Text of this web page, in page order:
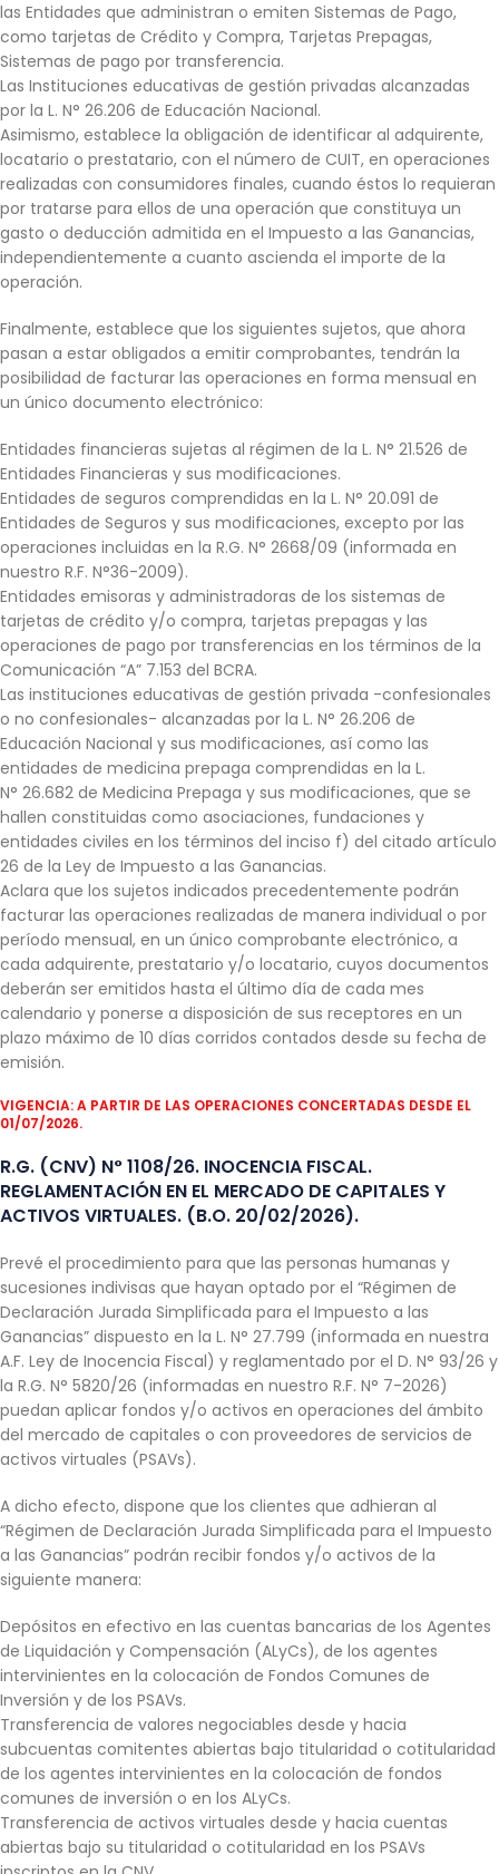
las Entidades que administran o emiten Sistemas de Pago,
como tarjetas de Crédito y Compra, Tarjetas Prepagas,
Sistemas de pago por transferencia.
Las Instituciones educativas de gestión privadas alcanzadas
por la L. N° 26.206 de Educación Nacional.
Asimismo, establece la obligación de identificar al adquirente,
locatario o prestatario, con el número de CUIT, en operaciones
realizadas con consumidores finales, cuando éstos lo requieran
por tratarse para ellos de una operación que constituya un
gasto o deducción admitida en el Impuesto a las Ganancias,
independientemente a cuanto ascienda el importe de la
operación.
Finalmente, establece que los siguientes sujetos, que ahora
pasan a estar obligados a emitir comprobantes, tendrán la
posibilidad de facturar las operaciones en forma mensual en
un único documento electrónico:
Entidades financieras sujetas al régimen de la L. N° 21.526 de
Entidades Financieras y sus modificaciones.
Entidades de seguros comprendidas en la L. N° 20.091 de
Entidades de Seguros y sus modificaciones, excepto por las
operaciones incluidas en la R.G. N° 2668/09 (informada en
nuestro R.F. N°36-2009).
Entidades emisoras y administradoras de los sistemas de
tarjetas de crédito y/o compra, tarjetas prepagas y las
operaciones de pago por transferencias en los términos de la
Comunicación “A” 7.153 del BCRA.
Las instituciones educativas de gestión privada -confesionales
o no confesionales- alcanzadas por la L. N° 26.206 de
Educación Nacional y sus modificaciones, así como las
entidades de medicina prepaga comprendidas en la L.
N° 26.682 de Medicina Prepaga y sus modificaciones, que se
hallen constituidas como asociaciones, fundaciones y
entidades civiles en los términos del inciso f) del citado artículo
26 de la Ley de Impuesto a las Ganancias.
Aclara que los sujetos indicados precedentemente podrán
facturar las operaciones realizadas de manera individual o por
período mensual, en un único comprobante electrónico, a
cada adquirente, prestatario y/o locatario, cuyos documentos
deberán ser emitidos hasta el último día de cada mes
calendario y ponerse a disposición de sus receptores en un
plazo máximo de 10 días corridos contados desde su fecha de
emisión.
VIGENCIA: A PARTIR DE LAS OPERACIONES CONCERTADAS DESDE EL
01/07/2026.
R.G. (CNV) N° 1108/26. INOCENCIA FISCAL.
REGLAMENTACIÓN EN EL MERCADO DE CAPITALES Y
ACTIVOS VIRTUALES. (B.O. 20/02/2026).
Prevé el procedimiento para que las personas humanas y
sucesiones indivisas que hayan optado por el “Régimen de
Declaración Jurada Simplificada para el Impuesto a las
Ganancias” dispuesto en la L. N° 27.799 (informada en nuestra
A.F. Ley de Inocencia Fiscal) y reglamentado por el D. N° 93/26 y
la R.G. N° 5820/26 (informadas en nuestro R.F. N° 7-2026)
puedan aplicar fondos y/o activos en operaciones del ámbito
del mercado de capitales o con proveedores de servicios de
activos virtuales (PSAVs).
A dicho efecto, dispone que los clientes que adhieran al
“Régimen de Declaración Jurada Simplificada para el Impuesto
a las Ganancias” podrán recibir fondos y/o activos de la
siguiente manera:
Depósitos en efectivo en las cuentas bancarias de los Agentes
de Liquidación y Compensación (ALyCs), de los agentes
intervinientes en la colocación de Fondos Comunes de
Inversión y de los PSAVs.
Transferencia de valores negociables desde y hacia
subcuentas comitentes abiertas bajo titularidad o cotitularidad
de los agentes intervinientes en la colocación de fondos
comunes de inversión o en los ALyCs.
Transferencia de activos virtuales desde y hacia cuentas
abiertas bajo su titularidad o cotitularidad en los PSAVs